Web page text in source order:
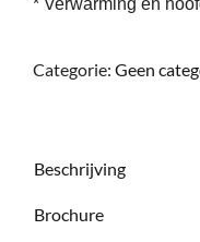
* Verwarming en
Categorie: Geen
Beschrijving
Brochure